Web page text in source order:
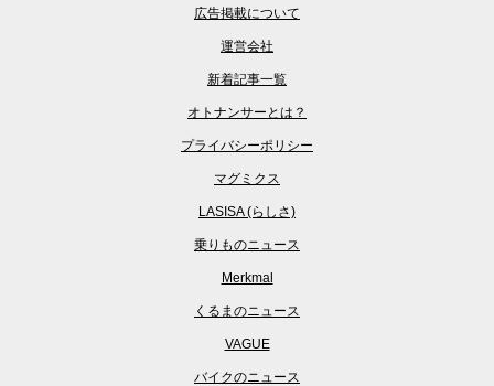
広告掲載について
運営会社
新着記事一覧
オトナンサーとは？
プライバシーポリシー
マグミクス
LASISA (らしさ)
乗りものニュース
Merkmal
くるまのニュース
VAGUE
バイクのニュース